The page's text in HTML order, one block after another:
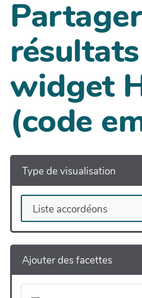
widget
(code
Type de visualisation
Ajouter des facettes